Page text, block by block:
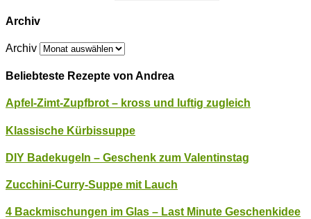
Archiv
Archiv
Beliebteste Rezepte von Andrea
Apfel-Zimt-Zupfbrot – kross und luftig zugleich
Klassische Kürbissuppe
DIY Badekugeln – Geschenk zum Valentinstag
Zucchini-Curry-Suppe mit Lauch
4 Backmischungen im Glas – Last Minute Geschenkidee